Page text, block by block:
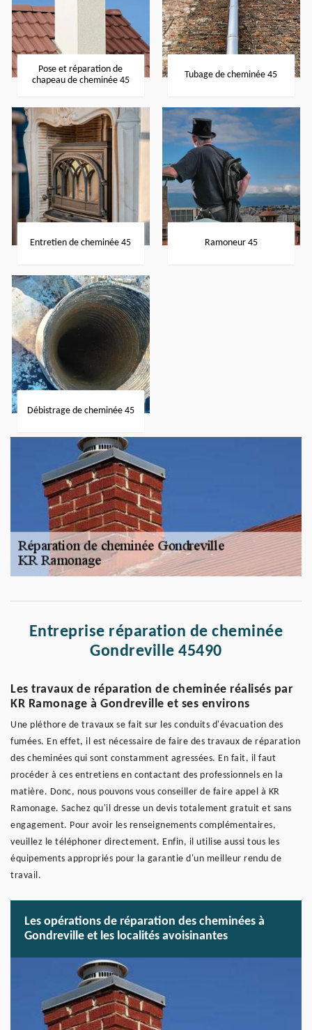
Pose et réparation de
chapeau de cheminée 45
Tubage de cheminée 45
Entretien de cheminée 45 Ramoneur 45
Débistrage de cheminée 45
Entreprise réparation de cheminée
Gondreville 45490
Les travaux de réparation de cheminée réalisés par
KR Ramonage à Gondreville et ses environs
Une pléthore de travaux se fait sur les conduits d'évacuation des
fumées. En effet, il est nécessaire de faire des travaux de réparation
des cheminées qui sont constamment agressées. En fait, il faut
procéder à ces entretiens en contactant des professionnels en la
matière. Donc, nous pouvons vous conseiller de faire appel à KR
Ramonage. Sachez qu'il dresse un devis totalement gratuit et sans
engagement. Pour avoir les renseignements complémentaires,
veuillez le téléphoner directement. Enfin, il utilise aussi tous les
équipements appropriés pour la garantie d'un meilleur rendu de
travail.
Les opérations de réparation des cheminées à
Gondreville et les localités avoisinantes